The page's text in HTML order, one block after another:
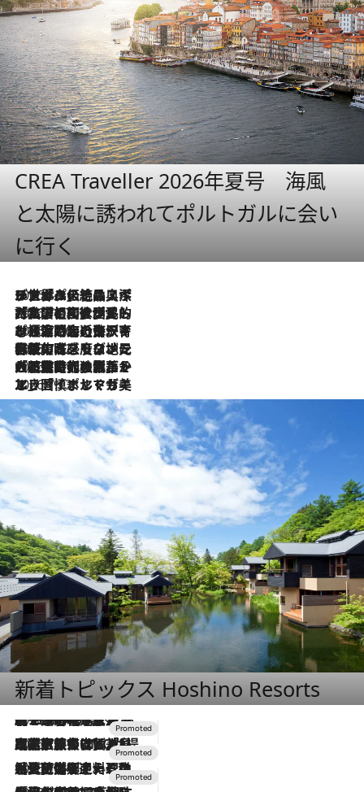
CREA Traveller 2026年夏号 海風
と太陽に誘われてポルトガルに会い
に行く
2026.8.8
リスボンの絶品スイーツ「パステル・デ・ナタ」とは？ポルトガル伝統の奥深い世界へ
2026.7.27
「私の祖国はポルトガル語です」国民的詩人フェルナンド・ペソアと、彼が愛した文学の街を歩く
2026.7.26
ポルトガル近海が育む極上の海の幸。キリリと冷えた白ワインと愉しむ、シーフード専門店の贅沢
2026.7.22
伝統の味をモダンに昇華。高感度な地元客が集う、リスボンの最旬ガストロノミー
2026.7.21
大航海時代の栄華から、震災、独裁、そして革命へ。ポルトガル・首都リスボンの石畳に刻まれた「歴史の光と影」
2026.7.13
エッセイ・ヤマザキマリ「慎ましくも美しき国 ポルトガル」
新着トピックス Hoshino Resorts
2026.8.7
【トンボの足水浴】ヒノキの香りに包まれて涼感マックス！約13℃の湧水かけ流しを避暑地「星野温泉 トンボの湯」で体験
2026.7.31
【ホテル帰省】という選択肢をOMOが提案。家族とほどよい距離を保つには「昼は実家、夜は気兼ねなくホテルで！」
2026.7.24
【夏限定ディナーコース】旬を迎える稚鮎や花ズッキーニなどをイタリア・トスカーナの郷土料理の手法で満喫！